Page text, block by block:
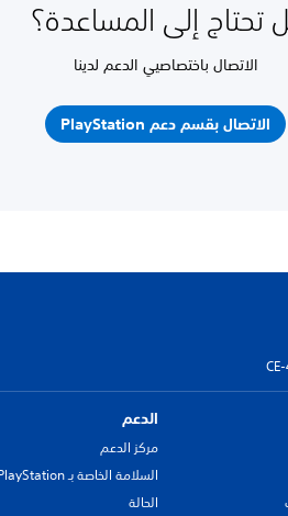
تحتاج إلى المساعدة؟
الاتصال باختصاصيي الدعم لدينا
الاتصال بقسم دعم PlayStation
الدعم
مركز الدعم
السلامة الخاصة بـ PlayStation
الحالة